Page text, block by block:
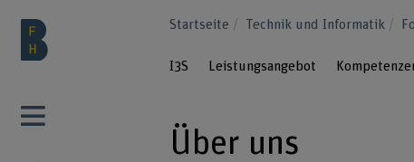
Startseite Technik und Informatik
I3S Leistungsangebot
Über uns